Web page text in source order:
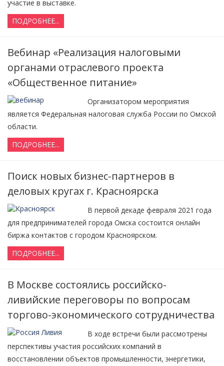
участие в выставке.
ПОДРОБНЕЕ...
Вебинар «Реализация налоговыми
органами отраслевого проекта
«Общественное питание»
Организатором мероприятия
является Федеральная налоговая служба России по Омской
области.
ПОДРОБНЕЕ...
Поиск новых бизнес-партнеров в
деловых кругах г. Красноярска
В первой декаде февраля 2021 года
для предпринимателей города Омска состоится онлайн
биржа контактов с городом Красноярском.
ПОДРОБНЕЕ...
В Москве состоялись российско-
ливийские переговоры по вопросам
торгово-экономического сотрудничества
В ходе встречи были рассмотрены
перспективы участия российских компаний в
восстановлении объектов промышленности, энергетики,